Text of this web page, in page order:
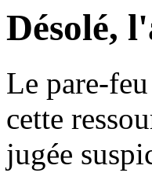
Désolé,
Le pare-
cette
jugée